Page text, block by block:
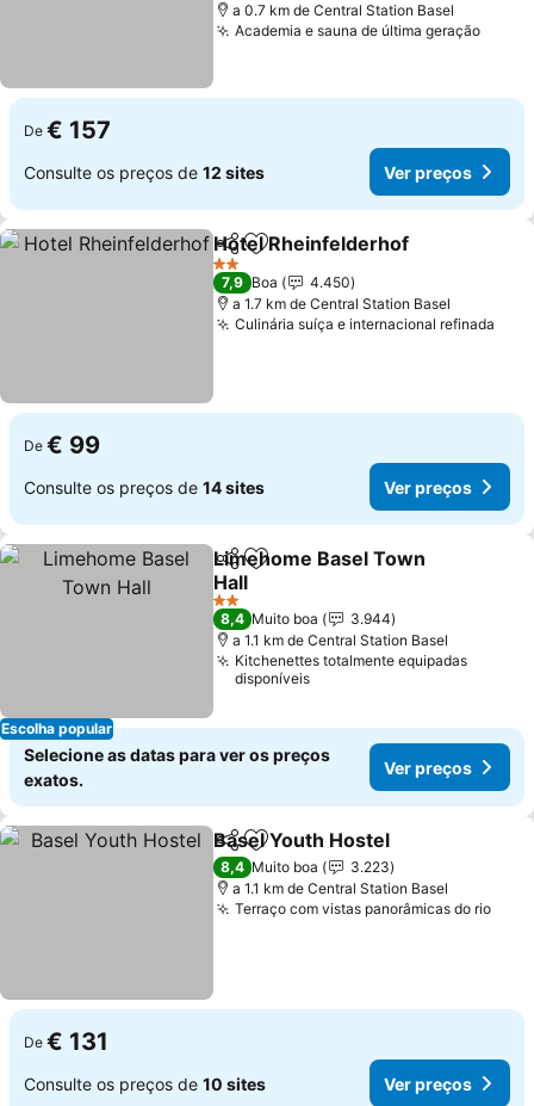
a 0.7 km de Central Station Basel
Academia e sauna de última geração
De € 157
Consulte os preços de 12 sites Ver preços
PartilharAdicionar aos favoritos
Hotel Rheinfelderhof
2 Estrelas
7,9 Boa
4.450
a 1.7 km de Central Station Basel
Culinária suíça e internacional refinada
De € 99
Consulte os preços de 14 sites Ver preços
Escolha popular
PartilharAdicionar aos favoritos
Limehome Basel Town
Hall
2 Estrelas
8,4 Muito boa
3.944
a 1.1 km de Central Station Basel
Kitchenettes totalmente equipadas
disponíveis
Selecione as datas para ver os preços
exatos.
Ver preços
PartilharAdicionar aos favoritos
Basel Youth Hostel
8,4 Muito boa
3.223
a 1.1 km de Central Station Basel
Terraço com vistas panorâmicas do rio
De € 131
Consulte os preços de 10 sites Ver preços